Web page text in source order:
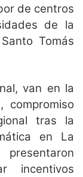
de centros
de la
Tomás
van en la
compromiso
tras la
en La
incentivos